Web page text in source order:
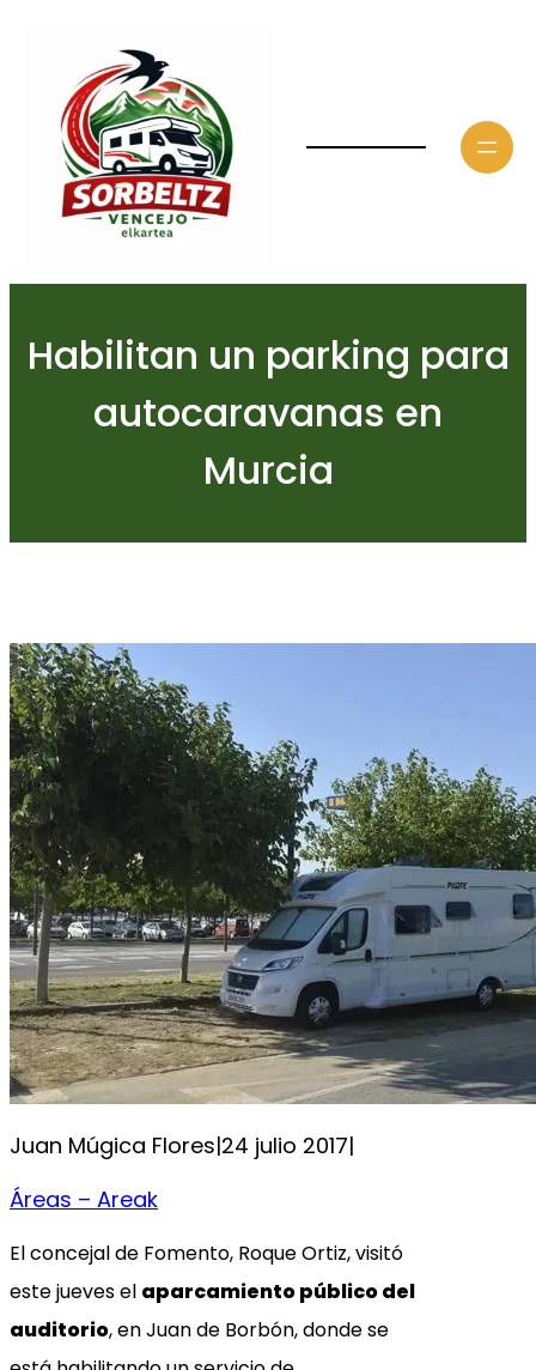
Habilitan un parking para
autocaravanas en
Murcia
Juan Múgica Flores|24 julio 2017|
Áreas – Areak
El concejal de Fomento, Roque Ortiz, visitó
este jueves el aparcamiento público del
auditorio, en Juan de Borbón, donde se